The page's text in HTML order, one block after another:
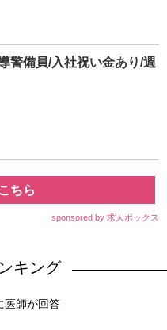
警備員/入社祝い金あり/週
ちら
sponsored by 求人ボックス
キング
医師が回答